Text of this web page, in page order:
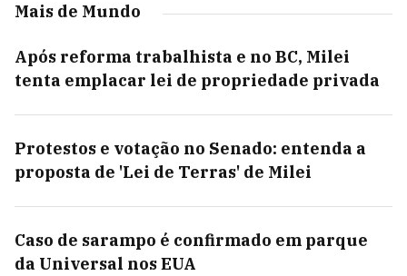
Mais de Mundo
Após reforma trabalhista e no BC, Milei
tenta emplacar lei de propriedade privada
Protestos e votação no Senado: entenda a
proposta de 'Lei de Terras' de Milei
Caso de sarampo é confirmado em parque
da Universal nos EUA